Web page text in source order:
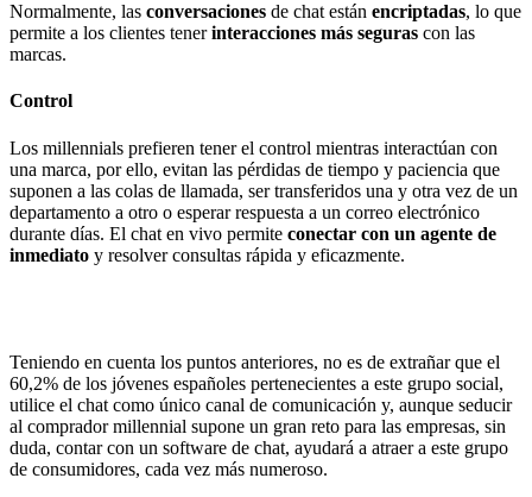
Normalmente, las conversaciones de chat están encriptadas, lo que
permite a los clientes tenerinteracciones más seguras con las
marcas.
Control
Los millennials prefieren tener el control mientras interactúan con
una marca, por ello, evitan las pérdidas de tiempo y paciencia que
suponen a las colas de llamada, ser transferidos una y otra vez de un
departamento a otro o esperar respuesta a un correo electrónico
durante días. El chat en vivo permite conectar con un agente de
inmediato y resolver consultas rápida y eficazmente.
Teniendo en cuenta los puntos anteriores, no es de extrañar que el
60,2% de los jóvenes españoles pertenecientes a este grupo social,
utilice el chat como único canal de comunicación y, aunque seducir
al comprador millennial supone un gran reto para las empresas, sin
duda, contar con un software de chat, ayudará a atraer a este grupo
de consumidores, cada vez más numeroso.